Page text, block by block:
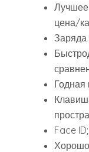
Лучшее
цена/
Заряда
Годная
Face ID;
Хорошо